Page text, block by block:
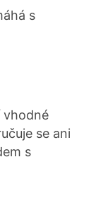
s
vhodné
se ani
s